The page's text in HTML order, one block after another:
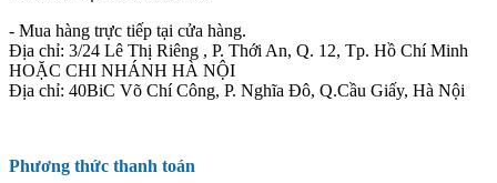
- Mua hàng trực tiếp tại cửa hàng.
Địa chỉ: 3/24 Lê Thị Riêng , P. Thới An, Q. 12, Tp. Hồ Chí Minh
HOẶC CHI NHÁNH HÀ NỘI
Địa chỉ: 40BiC Võ Chí Công, P. Nghĩa Đô, Q.Cầu Giấy, Hà Nội
Phương thức thanh toán